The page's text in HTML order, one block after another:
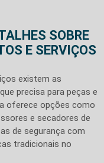
SOBRE
E SERVIÇOS
existem as
precisa para peças e
oferece opções como
e secadores de
de segurança com
tradicionais no